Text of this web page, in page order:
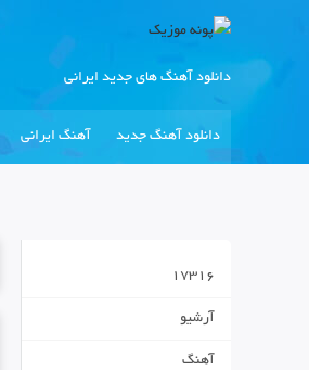
دانلود آهنگ های جدید ایرانی
دانلود آهنگ جدید آهنگ ایرانی
17316
آرشیو
آهنگ